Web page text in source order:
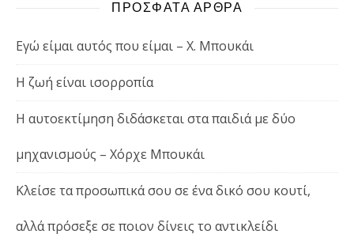
ΠΡΟΣΦΑΤΑ ΑΡΘΡΑ
Εγώ είμαι αυτός που είμαι – Χ. Μπουκάι
Η ζωή είναι ισορροπία
Η αυτοεκτίμηση διδάσκεται στα παιδιά με δύο
μηχανισμούς – Χόρχε Μπουκάι
Κλείσε τα προσωπικά σου σε ένα δικό σου κουτί,
αλλά πρόσεξε σε ποιον δίνεις το αντικλείδι